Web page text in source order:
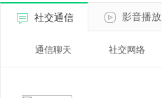
社交通信 影音播放
通信聊天 社交网络